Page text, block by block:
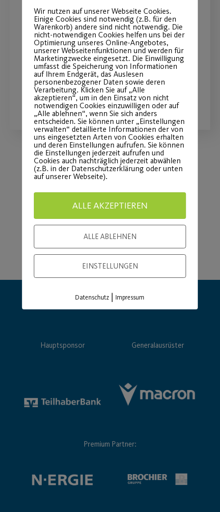
Skiausfahrt unserer
Wintersportabteilung
Freie Plätze für die Saison-
Abschlussfahrt nach Maria Alm
WEITERLESEN
Load More
Hauptsponsor Generalausrüster
Premium Partner:
Wir nutzen auf unserer Webseite Cookies.
Einige Cookies sind notwendig (z.B. für den
Warenkorb) andere sind nicht notwendig. Die
nicht-notwendigen Cookies helfen uns bei der
Optimierung unseres Online-Angebotes,
unserer Webseitenfunktionen und werden für
Marketingzwecke eingesetzt. Die Einwilligung
umfasst die Speicherung von Informationen
auf Ihrem Endgerät, das Auslesen
personenbezogener Daten sowie deren
Verarbeitung. Klicken Sie auf „Alle
akzeptieren“, um in den Einsatz von nicht
notwendigen Cookies einzuwilligen oder auf
„Alle ablehnen“, wenn Sie sich anders
entscheiden. Sie können unter „Einstellungen
verwalten“ detaillierte Informationen der von
uns eingesetzten Arten von Cookies erhalten
und deren Einstellungen aufrufen. Sie können
die Einstellungen jederzeit aufrufen und
Cookies auch nachträglich jederzeit abwählen
(z.B. in der Datenschutzerklärung oder unten
auf unserer Webseite).
ALLE AKZEPTIEREN
ALLE ABLEHNEN
EINSTELLUNGEN
Datenschutz |Impressum